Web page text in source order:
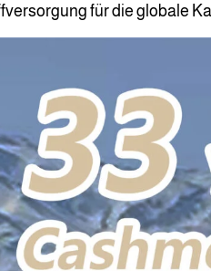
für die globale